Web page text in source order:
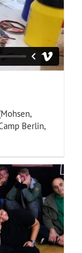
Berlin,